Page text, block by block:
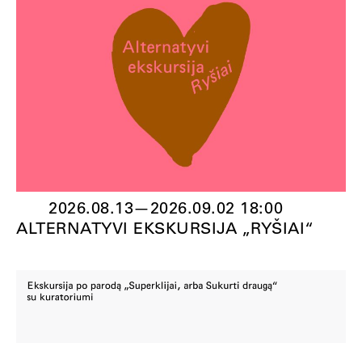
2026.08.13—2026.09.02 18:00
ALTERNATYVI EKSKURSIJA „RYŠIAI“